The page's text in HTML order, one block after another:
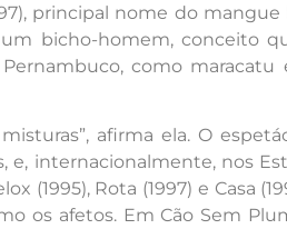
principal nome do
bicho-homem, conceito
como
afirma ela. O
e, internacionalmente, nos
Rota (1997) e Casa
os afetos. Em Cão Sem